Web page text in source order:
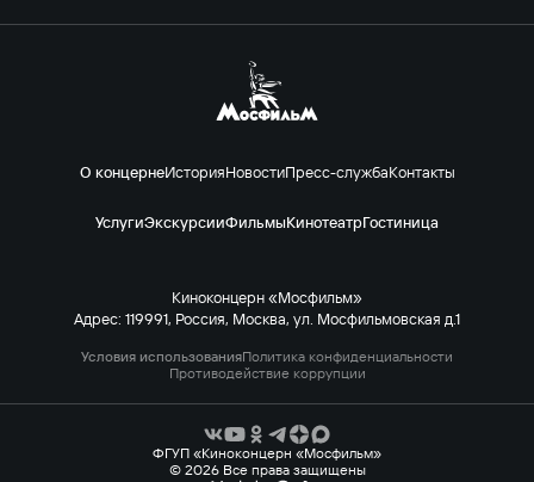
О концернеИсторияНовостиПресс-службаКонтакты
УслугиЭкскурсииФильмыКинотеатрГостиница
Киноконцерн «Мосфильм»
Адрес: 119991, Россия, Москва, ул. Мосфильмовская д.1
Условия использованияПолитика конфиденциальности
Противодействие коррупции
ФГУП «Киноконцерн «Мосфильм»
© 2026 Все права защищены